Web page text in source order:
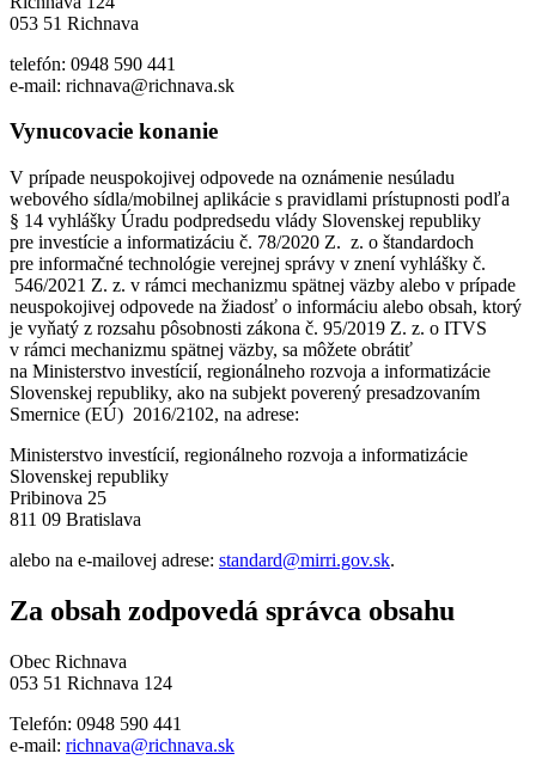
053 51 Richnava
telefón: 0948 590 441
e-mail: richnava@richnava.sk
Vynucovacie konanie
V prípade neuspokojivej odpovede na oznámenie nesúladu
webového sídla/mobilnej aplikácie s pravidlami prístupnosti podľa
§ 14 vyhlášky Úradu podpredsedu vlády Slovenskej republiky
pre investície a informatizáciu č. 78/2020 Z. z. o štandardoch
pre informačné technológie verejnej správy v znení vyhlášky č.
546/2021 Z. z. v rámci mechanizmu spätnej väzby alebo v prípade
neuspokojivej odpovede na žiadosť o informáciu alebo obsah, ktorý
je vyňatý z rozsahu pôsobnosti zákona č. 95/2019 Z. z. o ITVS
v rámci mechanizmu spätnej väzby, sa môžete obrátiť
na Ministerstvo investícií, regionálneho rozvoja a informatizácie
Slovenskej republiky, ako na subjekt poverený presadzovaním
Smernice (EÚ) 2016/2102, na adrese:
Ministerstvo investícií, regionálneho rozvoja a informatizácie
Slovenskej republiky
Pribinova 25
811 09 Bratislava
alebo na e-mailovej adrese: standard@mirri.gov.sk.
Za obsah zodpovedá správca obsahu
Obec Richnava
053 51 Richnava 124
Telefón: 0948 590 441
e-mail: richnava@richnava.sk